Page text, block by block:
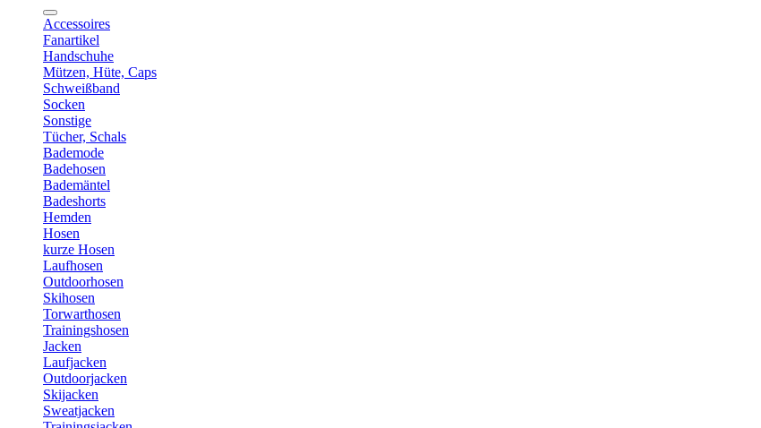
Accessoires
Fanartikel
Handschuhe
Mützen, Hüte, Caps
Schweißband
Socken
Sonstige
Tücher, Schals
Bademode
Badehosen
Bademäntel
Badeshorts
Hemden
Hosen
kurze Hosen
Laufhosen
Outdoorhosen
Skihosen
Torwarthosen
Trainingshosen
Jacken
Laufjacken
Outdoorjacken
Skijacken
Sweatjacken